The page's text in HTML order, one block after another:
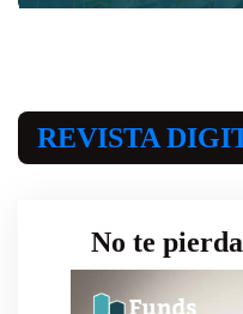
REVISTA
No te